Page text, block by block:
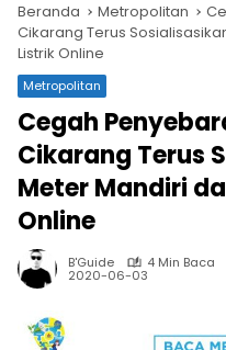
Beranda Metropolitan
Cikarang Terus
Listrik Online
Metropolitan
Cegah
Cikarang Terus
Meter Mandiri
Online
B'Guide 4 Min Baca
2020-06-03